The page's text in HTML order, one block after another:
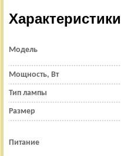
Характеристики
Модель
Мощность, Вт
Тип лампы
Размер
Питание